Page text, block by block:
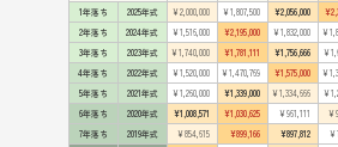
1年落ち
2025年式 ¥2,000,000 ¥1,807,500 ¥2,056,000
2年落ち
2024年式 ¥1,516,000 ¥2,195,000 ¥1,832,000
3年落ち
2023年式 ¥1,740,000 ¥1,781,111 ¥1,756,666
4年落ち
2022年式 ¥1,520,000 ¥1,470,769 ¥1,575,000
5年落ち
2021年式 ¥1,260,000 ¥1,339,000 ¥1,334,666
6年落ち
2020年式 ¥1,008,571 ¥1,030,625 ¥961,111
7年落ち
2019年式 ¥854,615 ¥899,166 ¥897,812